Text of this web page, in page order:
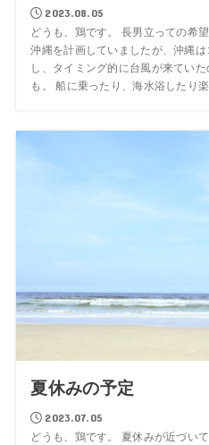
2023.08.05
どうも、鶏です。 長男立っての希
沖縄を計画していましたが、沖縄
し、タイミング的に台風が来てい
も。 船に乗ったり、海水浴したり楽
夏休みの予定
2023.07.05
どうも、鶏です。 夏休みが近づい